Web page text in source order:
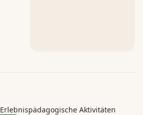
Erlebnispädagogische Aktivitäten